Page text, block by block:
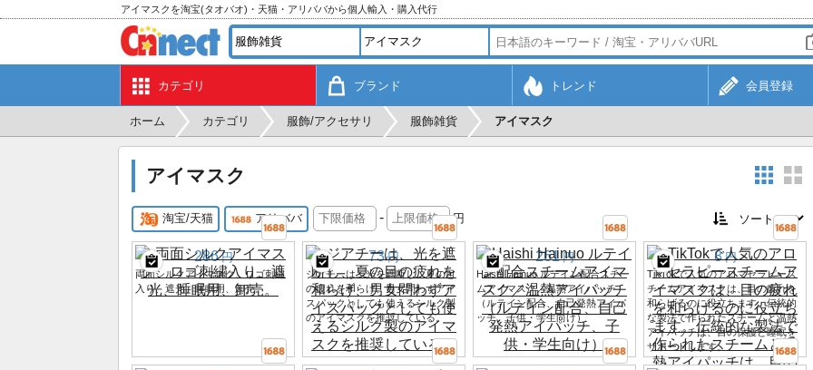
アイマスクを淘宝(タオバオ)・天猫・アリババから個人輸入・購入代行
カテゴリ ブランド トレンド 会員登録
ホーム カテゴリ 服飾/アクセサリ 服飾雑貨 アイマスク
アイマスク
淘宝/天猫 アリババ - 円
286 円
両面シルクアイマスク、ロゴ刺繍
入り、遮光、睡眠用、卸売。
73 円
ジアチーは、光を遮断し、夏の目
の疲れを和らげ、男女問わずアイ
スパックとしても使えるシルク製
のアイマスクを推奨している。
261 円
Haishi Hainuo ルテイン配合スチー
ムアイマスク／温熱アイパッチ
（ルテイン配合、自己発熱アイパ
ッチ、子供・学生向け）
8 円
TikTokで人気のアロマセラピース
チームアイマスクは、目の疲れを
和らげるのに役立ちます。伝統的
な製法で作られたスチームと温熱
アイパッチは、目の保護と睡眠を
サポートします。